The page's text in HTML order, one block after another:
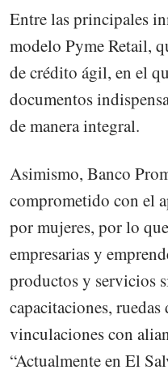
Entre las principales
modelo Pyme Retail,
de crédito ágil, en el
documentos
de manera integral.
Asimismo, Banco
comprometido con el
por mujeres, por lo
empresarias y
productos y servicios
capacitaciones, ruedas
vinculaciones con
“Actualmente en El